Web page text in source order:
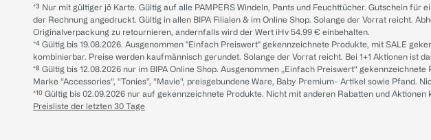
*³ Nur mit gültiger jö Karte. Gültig auf alle PAMPERS Windeln, Pants und Feuchttücher. Gutschein
der Rechnung angedruckt. Gültig in allen BIPA Filialen & im Online Shop. Solange der Vorrat reicht.
Originalverpackung zu retournieren, andernfalls wird der Wert iHv 54.99 € einbehalten.
*⁴ Gültig bis 19.08.2026. Ausgenommen "Einfach Preiswert" gekennzeichnete Produkte, mit SALE
kombinierbar. Preise werden kaufmännisch gerundet. Solange der Vorrat reicht. Bei 1+1 Aktionen ist
*⁸ Gültig bis 12.08.2026 nur im BIPA Online Shop. Ausgenommen „Einfach Preiswert“
Marke “Accessories“, “Tonies“, “Mavie“, preisgebundene Ware, Baby Premium- Artikel sowie
*¹⁰ Gültig bis 02.09.2026 nur auf gekennzeichnete Produkte. Nicht mit anderen Rabatten und
Preisliste der letzten 30 Tage